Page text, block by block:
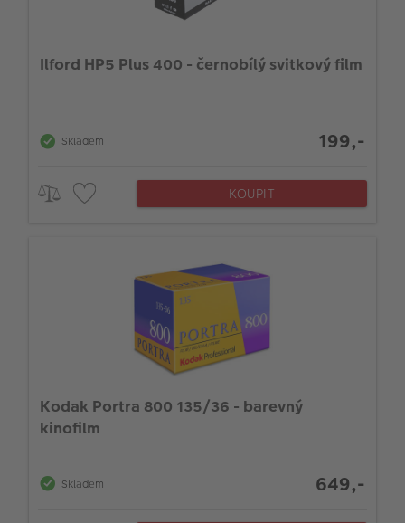
Ilford HP5 Plus 400 - černobílý svitkový film
Skladem 199,-
KOUPIT
Kodak Portra 800 135/36 - barevný
kinofilm
Skladem 649,-